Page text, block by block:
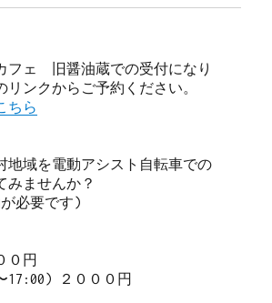
ェ　旧醤油蔵での受付になり
ちら
地域を電動アシスト自転車での
みませんか？
必要です)
０円
17:00) ２０００円